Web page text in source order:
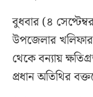
বুধবার (৪
উপজেলার খলিফার
থেকে বন্যায়
প্রধান অতিথির